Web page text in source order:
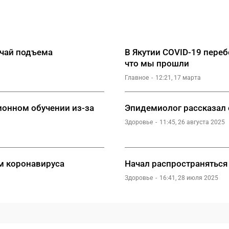
подъема
В Якутии COVID-19
что мы прошли
Главное 12:21, 17 марта
обучении из-за Эпидемиолог
Здоровье 11:45, 26 августа 2025
коронавируса Начал
Здоровье 16:41, 28 июля 2025